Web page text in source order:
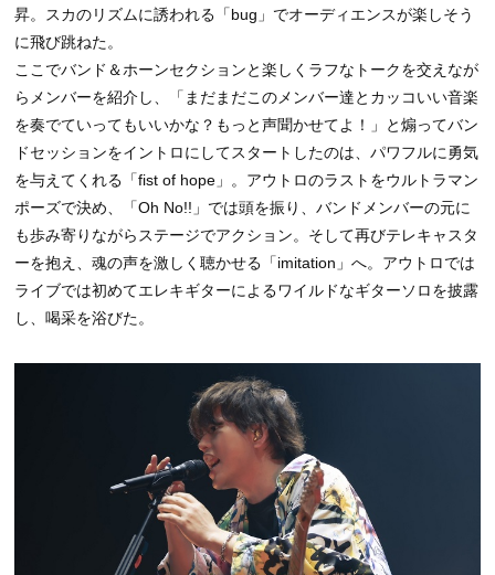
昇。スカのリズムに誘われる「bug」でオーディエンスが楽しそう
に飛び跳ねた。
ここでバンド＆ホーンセクションと楽しくラフなトークを交えなが
らメンバーを紹介し、「まだまだこのメンバー達とカッコいい音楽
を奏でていってもいいかな？もっと声聞かせてよ！」と煽ってバン
ドセッションをイントロにしてスタートしたのは、パワフルに勇気
を与えてくれる「fist of hope」。アウトロのラストをウルトラマン
ポーズで決め、「Oh No!!」では頭を振り、バンドメンバーの元に
も歩み寄りながらステージでアクション。そして再びテレキャスタ
ーを抱え、魂の声を激しく聴かせる「imitation」へ。アウトロでは
ライブでは初めてエレキギターによるワイルドなギターソロを披露
し、喝采を浴びた。